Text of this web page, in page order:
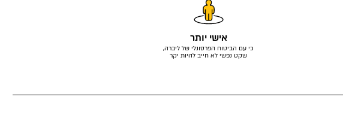
אישי יותר
כי עם הביטוח הפרסונלי של ליברה,
שקט נפשי לא חייב להיות יקר